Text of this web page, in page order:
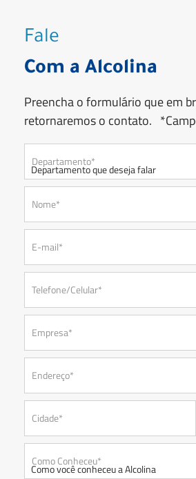
Fale
Com a Alcolina
Preencha o formulário que em
retornaremos o contato.
Departamento*
Nome*
E-mail*
Telefone/Celular*
Empresa*
Endereço*
Cidade*
Como Conheceu*